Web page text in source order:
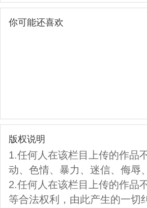
你可能还喜欢
版权说明
1.任何人在该栏目上传的作品
动、色情、暴力、迷信、侮辱
2.任何人在该栏目上传的作品
等合法权利，由此产生的一切